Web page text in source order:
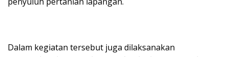
Dalam kegiatan tersebut juga dilaksanakan